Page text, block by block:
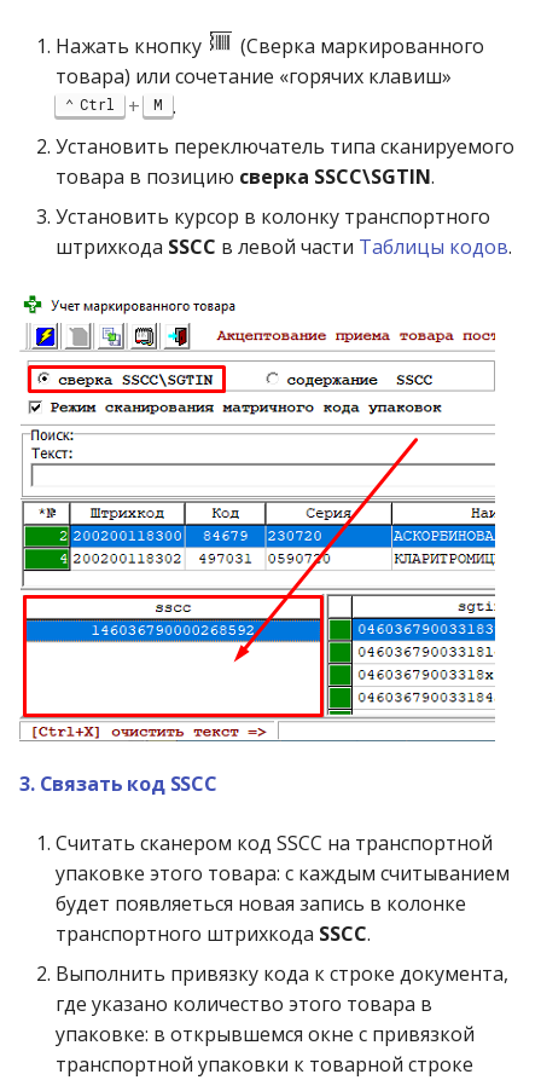
Нажать кнопку
(Сверка маркированного
товара) или сочетание «горячих клавиш»
Ctrl + M .
Установить переключатель типа сканируемого
товара в позицию сверка SSCC\SGTIN.
Установить курсор в колонку транспортного
штрихкода SSCC в левой части Таблицы кодов.
3. Связать код SSCC
Считать сканером код SSCC на транспортной
упаковке этого товара: с каждым считыванием
будет появляеться новая запись в колонке
транспортного штрихкода SSCC.
Выполнить привязку кода к строке документа,
где указано количество этого товара в
упаковке: в открывшемся окне с привязкой
транспортной упаковки к товарной строке